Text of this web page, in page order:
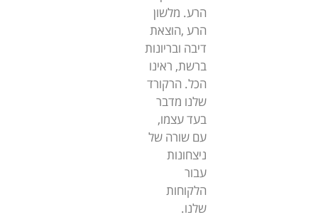
הרע. מלשון
הרע ,הוצאת
דיבה ובריונות
ברשת, ראינו
הכל. הרקורד
שלנו מדבר
בעד עצמו,
עם שורה של
ניצחונות
עבור
הלקוחות
שלנו.